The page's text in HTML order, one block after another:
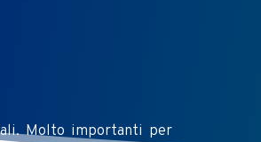
Molto importanti per